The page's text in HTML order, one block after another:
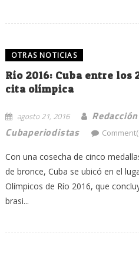
OTRAS NOTICIAS
Río 2016: Cuba entre
cita olímpica
agosto 21, 2016
Redacción
Cubaperiodistas
Con una cosecha de cinco
de bronce, Cuba se ubicó en el
Olímpicos de Río 2016, que
brasi...